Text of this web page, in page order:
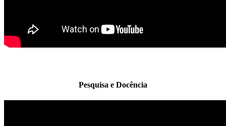
Pesquisa e Docência